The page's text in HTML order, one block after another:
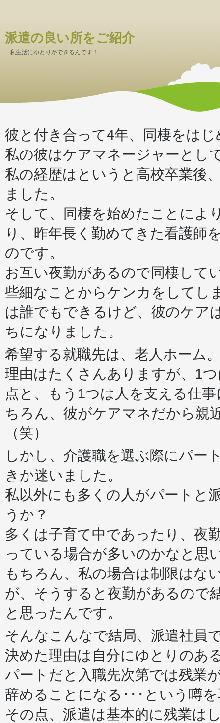
派遣の良い所をご紹介
私生活にゆとりができるんです！
彼と付き合って4年、同棲をは
私の彼はケアマネージャーとし
私の経歴はというと高校卒業後
ました。
そして、同棲を始めたことによ
り、昨年長く勤めてきた看護師
のです。
お互い夜勤があるので同棲して
些細なことからケンカをしてし
は誰でもできるけど、彼のケア
ちになりました。
希望する就職先は、老人ホーム
理由はたくさんありますが、1
点と、もう1つは人を支える仕
ちろん、彼がケアマネだから親
（笑）
しかし、介護職を選ぶ際にパー
きか迷いました。
私以外にも多くの人がパートと
うか？
多くは子育て中であったり、夜
っている場合が多いのかなと思
もちろん、私の場合は制限はな
が、そうすると夜勤があるので
と思ったんです。
そんなこんなで結局、派遣社員
決めた理由は自分にゆとりのあ
パートだと入職先次第では残業
辞めることになる･･･という噂
その点、派遣は基本的に残業は